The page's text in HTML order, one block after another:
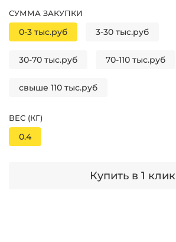
Купить в 1 клик
СУММА ЗАКУПКИ
0-3 тыс.руб 3-30 тыс.руб
30-70 тыс.руб 70-110 тыс.руб
свыше 110 тыс.руб
ВЕС (КГ)
0.4